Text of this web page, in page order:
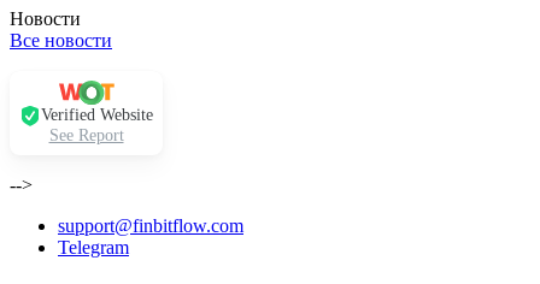
Новости
Все новости
Verified Website
See Report
-->
support@finbitflow.com
Telegram